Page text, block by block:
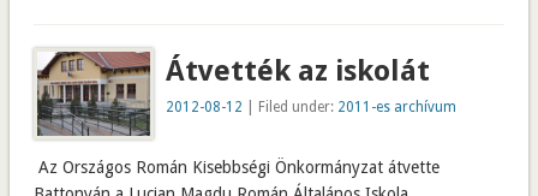
Átvették az iskolát
2012-08-12 | Filed under: 2011-es archívum
Az Országos Román Kisebbségi Önkormányzat átvette